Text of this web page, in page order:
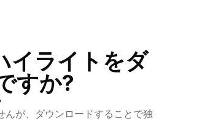
イライトをダ
すか?
が、ダウンロードすることで独